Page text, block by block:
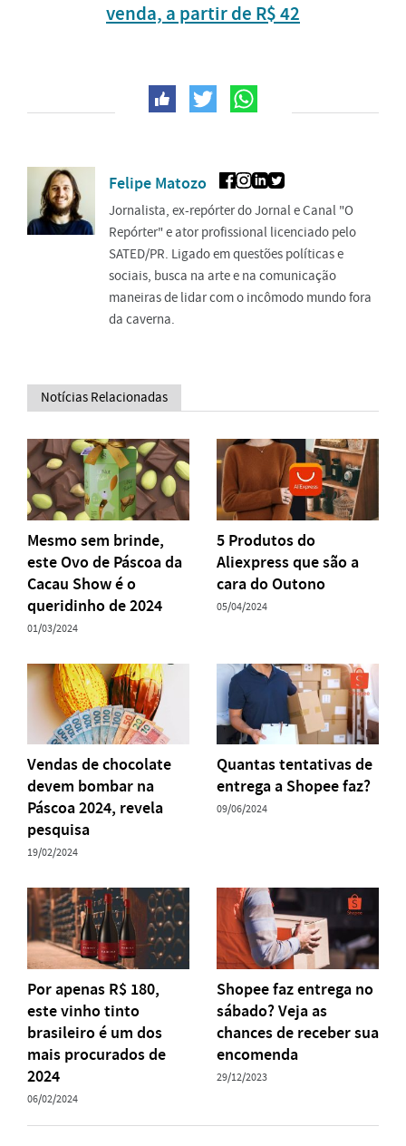
venda, a partir de R$ 42
Felipe Matozo
Jornalista, ex-repórter do Jornal e Canal "O
Repórter" e ator profissional licenciado pelo
SATED/PR. Ligado em questões políticas e
sociais, busca na arte e na comunicação
maneiras de lidar com o incômodo mundo fora
da caverna.
Notícias Relacionadas
Mesmo sem brinde,
este Ovo de Páscoa da
Cacau Show é o
queridinho de 2024
01/03/2024
5 Produtos do
Aliexpress que são a
cara do Outono
05/04/2024
Vendas de chocolate
devem bombar na
Páscoa 2024, revela
pesquisa
19/02/2024
Quantas tentativas de
entrega a Shopee faz?
09/06/2024
Por apenas R$ 180,
este vinho tinto
brasileiro é um dos
mais procurados de
2024
06/02/2024
Shopee faz entrega no
sábado? Veja as
chances de receber sua
encomenda
29/12/2023